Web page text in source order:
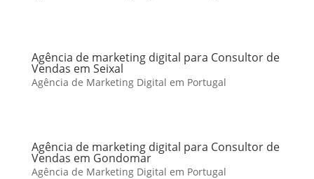
Agência de marketing digital para Consultor de
Vendas em Seixal
Agência de Marketing Digital em Portugal
Agência de marketing digital para Consultor de
Vendas em Gondomar
Agência de Marketing Digital em Portugal